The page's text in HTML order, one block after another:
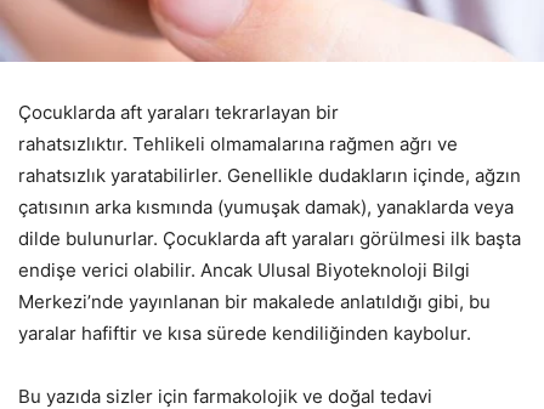
Çocuklarda aft yaraları tekrarlayan bir
rahatsızlıktır. Tehlikeli olmamalarına rağmen ağrı ve
rahatsızlık yaratabilirler. Genellikle dudakların içinde, ağzın
çatısının arka kısmında (yumuşak damak), yanaklarda veya
dilde bulunurlar. Çocuklarda aft yaraları görülmesi ilk başta
endişe verici olabilir. Ancak Ulusal Biyoteknoloji Bilgi
Merkezi’nde yayınlanan bir makalede anlatıldığı gibi, bu
yaralar hafiftir ve kısa sürede kendiliğinden kaybolur.
Bu yazıda sizler için farmakolojik ve doğal tedavi